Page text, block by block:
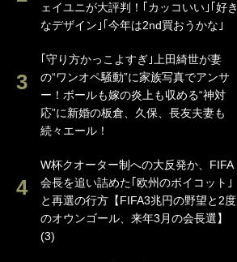
ェイユニが大評判！｢カッコいい｣｢好き
なデザイン｣｢今年は2nd買おうかな｣
｢守り方かっこよすぎ｣上田綺世が妻
の“ワンオペ騒動”に家族写真でアンサ
ー！ボールも嫁の炎上も収める“神対
応”に新婚の板倉、久保、長友夫妻も
続々エール！
W杯クオーター制への大反発か、FIFA
会長を追い詰めた｢欧州のボイコット｣
と再選の行方【FIFA3兆円の野望と2度
のオウンゴール、来年3月の会長選】
(3)